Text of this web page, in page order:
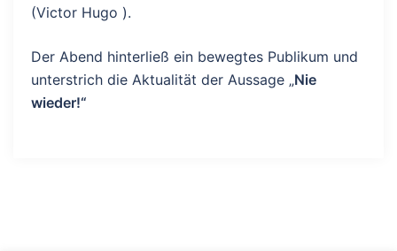
(Victor Hugo ).
Der Abend hinterließ ein bewegtes Publikum und
unterstrich die Aktualität der Aussage „Nie
wieder!“